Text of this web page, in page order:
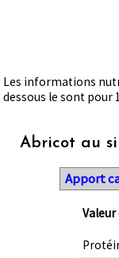
Les informations
dessous le sont pour
Abricot au
Apport